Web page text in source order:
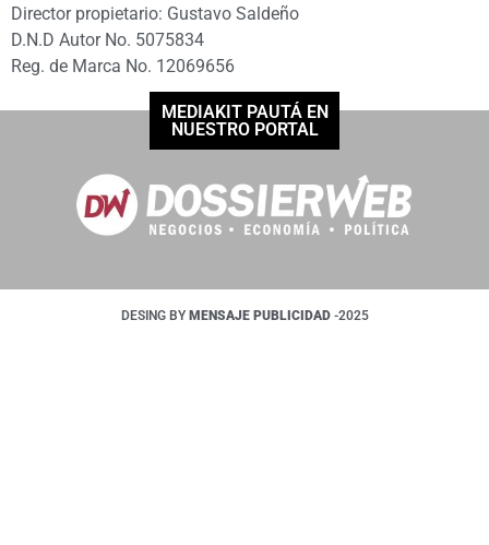
Director propietario: Gustavo Saldeño
D.N.D Autor No. 5075834
Reg. de Marca No. 12069656
MEDIAKIT PAUTÁ EN
NUESTRO PORTAL
DESING BY MENSAJE PUBLICIDAD -2025